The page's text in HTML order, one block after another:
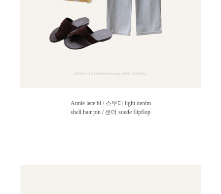
Annie lace bl / 스무디 light denim
shell hair pin / 샌더 suede flipflop